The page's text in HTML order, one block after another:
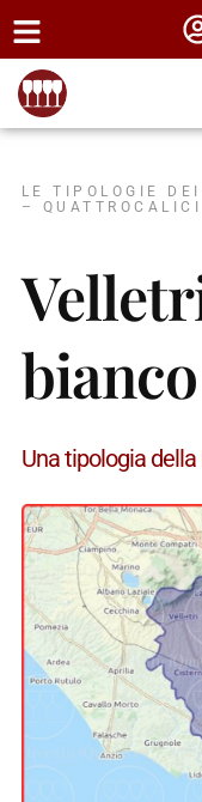
LE TIPOLOGIE
– QUATTROCALICI
bianco
Una tipologia